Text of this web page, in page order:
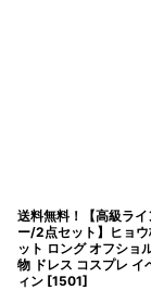
送料無料！【高級ラ
ー/2点セット】ヒョウ
ット ロング オフショ
物 ドレス コスプレ イ
ィン [1501]